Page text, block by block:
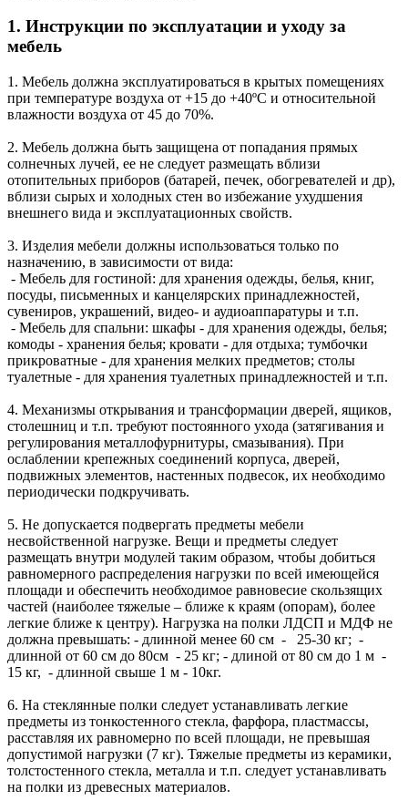
1. Инструкции по эксплуатации и уходу за
мебель
1. Мебель должна эксплуатироваться в крытых помещениях
при температуре воздуха от +15 до +40ºС и относительной
влажности воздуха от 45 до 70%.
2. Мебель должна быть защищена от попадания прямых
солнечных лучей, ее не следует размещать вблизи
отопительных приборов (батарей, печек, обогревателей и др),
вблизи сырых и холодных стен во избежание ухудшения
внешнего вида и эксплуатационных свойств.
3. Изделия мебели должны использоваться только по
назначению, в зависимости от вида:
- Мебель для гостиной: для хранения одежды, белья, книг,
посуды, письменных и канцелярских принадлежностей,
сувениров, украшений, видео- и аудиоаппаратуры и т.п.
- Мебель для спальни: шкафы - для хранения одежды, белья;
комоды - хранения белья; кровати - для отдыха; тумбочки
прикроватные - для хранения мелких предметов; столы
туалетные - для хранения туалетных принадлежностей и т.п.
4. Механизмы открывания и трансформации дверей, ящиков,
столешниц и т.п. требуют постоянного ухода (затягивания и
регулирования металлофурнитуры, смазывания). При
ослаблении крепежных соединений корпуса, дверей,
подвижных элементов, настенных подвесок, их необходимо
периодически подкручивать.
5. Не допускается подвергать предметы мебели
несвойственной нагрузке. Вещи и предметы следует
размещать внутри модулей таким образом, чтобы добиться
равномерного распределения нагрузки по всей имеющейся
площади и обеспечить необходимое равновесие скользящих
частей (наиболее тяжелые – ближе к краям (опорам), более
легкие ближе к центру). Нагрузка на полки ЛДСП и МДФ не
должна превышать: - длинной менее 60 см - 25-30 кг; -
длинной от 60 см до 80см - 25 кг; - длиной от 80 см до 1 м -
15 кг, - длинной свыше 1 м - 10кг.
6. На стеклянные полки следует устанавливать легкие
предметы из тонкостенного стекла, фарфора, пластмассы,
расставляя их равномерно по всей площади, не превышая
допустимой нагрузки (7 кг). Тяжелые предметы из керамики,
толстостенного стекла, металла и т.п. следует устанавливать
на полки из древесных материалов.